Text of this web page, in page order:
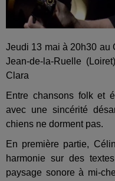
Jeudi 13 mai à 20h30 au
Jean-de-la-Ruelle
Clara
Entre chansons folk et
avec une sincérité
chiens ne dorment pas.
En première partie,
harmonie sur des
paysage sonore à mi-